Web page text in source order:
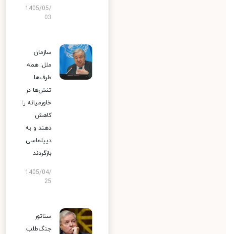
1405/05/
03
سازمان
ملل: همه
طرف‌ها
تنش‌ها در
خاورمیانه را
کاهش
دهند و به
دیپلماسی
بازگردند
1405/04/
25
سناتور
جنگ‌طلب